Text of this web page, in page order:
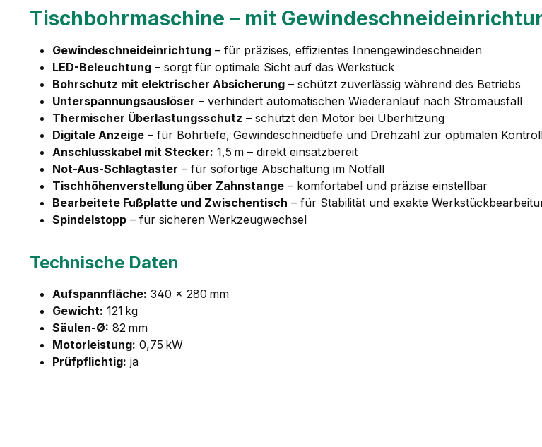
Tischbohrmaschine – mit
Gewindeschneideinrichtung – für präzises, effizientes Innengewindeschneiden
LED-Beleuchtung – sorgt für optimale Sicht auf das Werkstück
Bohrschutz mit elektrischer Absicherung – schützt zuverlässig während des Betriebs
Unterspannungsauslöser – verhindert automatischen Wiederanlauf nach Stromausfall
Thermischer Überlastungsschutz – schützt den Motor bei Überhitzung
Digitale Anzeige – für Bohrtiefe, Gewindeschneidtiefe und Drehzahl zur optimalen
Anschlusskabel mit Stecker: 1,5 m – direkt einsatzbereit
Not-Aus-Schlagtaster – für sofortige Abschaltung im Notfall
Tischhöhenverstellung über Zahnstange – komfortabel und präzise einstellbar
Bearbeitete Fußplatte und Zwischentisch – für Stabilität und exakte
Spindelstopp – für sicheren Werkzeugwechsel
Technische Daten
Aufspannfläche: 340 × 280 mm
Gewicht: 121 kg
Säulen-Ø: 82 mm
Motorleistung: 0,75 kW
Prüfpflichtig: ja